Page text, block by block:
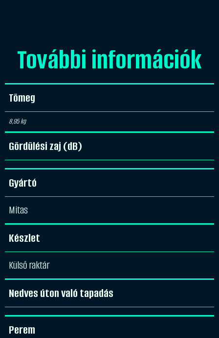
További információk
Tömeg
8,95 kg
Gördülési zaj (dB)
Gyártó
Mitas
Készlet
Külső raktár
Nedves úton való tapadás
Perem